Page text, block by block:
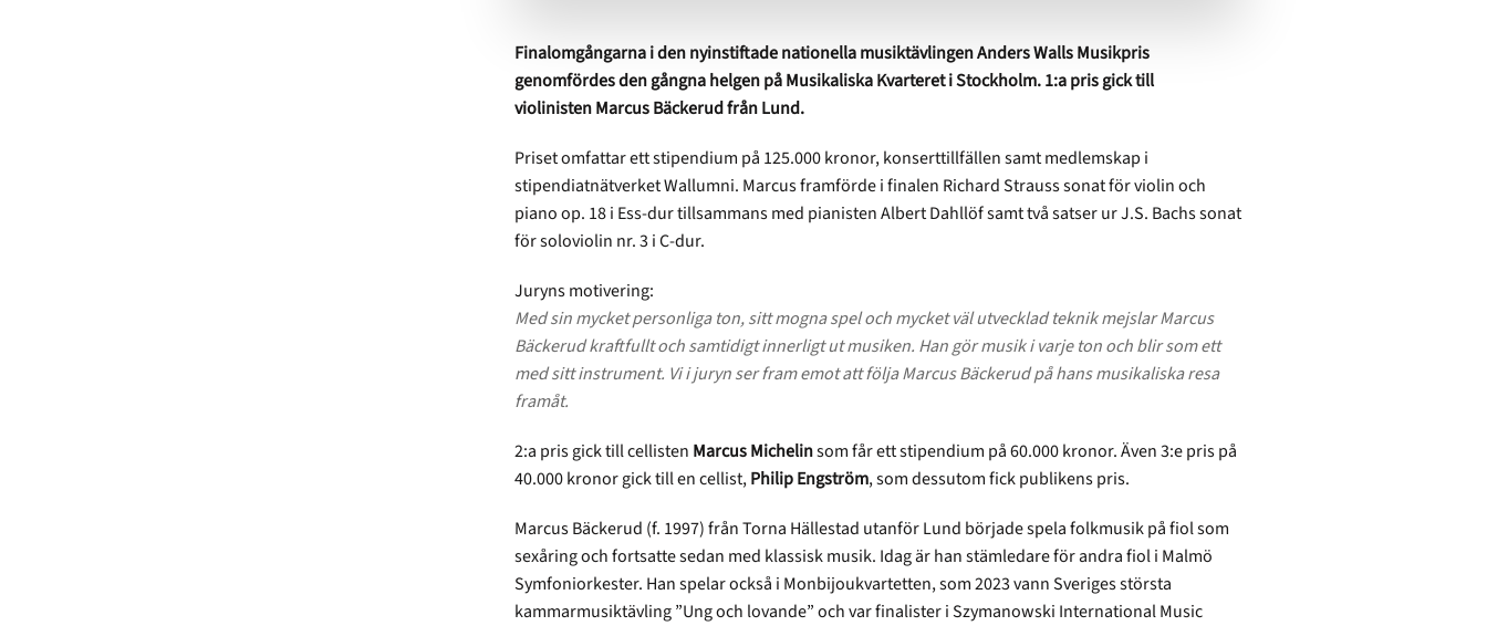
Finalomgångarna i den nyinstiftade nationella musiktävlingen Anders Walls Musikpris
genomfördes den gångna helgen på Musikaliska Kvarteret i Stockholm. 1:a pris gick till
violinisten Marcus Bäckerud från Lund.
Priset omfattar ett stipendium på 125.000 kronor, konserttillfällen samt medlemskap i
stipendiatnätverket Wallumni. Marcus framförde i finalen Richard Strauss sonat för violin och
piano op. 18 i Ess-dur tillsammans med pianisten Albert Dahllöf samt två satser ur J.S. Bachs sonat
för soloviolin nr. 3 i C-dur.
Juryns motivering:
Med sin mycket personliga ton, sitt mogna spel och mycket väl utvecklad teknik mejslar Marcus
Bäckerud kraftfullt och samtidigt innerligt ut musiken. Han gör musik i varje ton och blir som ett
med sitt instrument. Vi i juryn ser fram emot att följa Marcus Bäckerud på hans musikaliska resa
framåt.
2:a pris gick till cellisten Marcus Michelinsom får ett stipendium på 60.000 kronor. Även 3:e pris på
40.000 kronor gick till en cellist,Philip Engström, som dessutom fick publikens pris.
Marcus Bäckerud (f. 1997) från Torna Hällestad utanför Lund började spela folkmusik på fiol som
sexåring och fortsatte sedan med klassisk musik. Idag är han stämledare för andra fiol i Malmö
Symfoniorkester. Han spelar också i Monbijoukvartetten, som 2023 vann Sveriges största
kammarmusiktävling ”Ung och lovande” och var finalister i Szymanowski International Music